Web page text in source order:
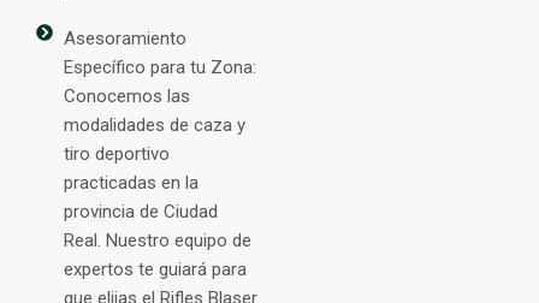
Asesoramiento
Específico para tu Zona:
Conocemos las
modalidades de caza y
tiro deportivo
practicadas en la
provincia de Ciudad
Real. Nuestro equipo de
expertos te guiará para
que elijas el Rifles Blaser